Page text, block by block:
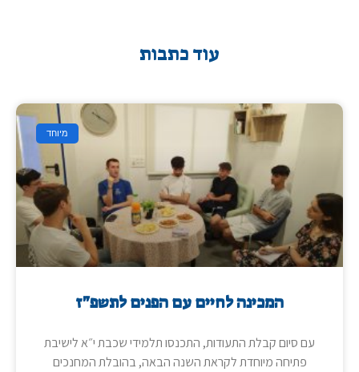
עוד כתבות
מיוחד
המכינה לחיים עם הפנים לתשפ"ז
עם סיום קבלת התעודות, התכנסו תלמידי שכבת י״א לישיבת
פתיחה מיוחדת לקראת השנה הבאה, בהובלת המחנכים